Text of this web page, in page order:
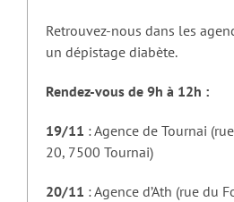
Retrouvez-nous dans les
un dépistage diabète.
Rendez-vous de 9h à 12h :
19/11 : Agence de Tournai
20, 7500 Tournai)
20/11 : Agence d’Ath (rue du